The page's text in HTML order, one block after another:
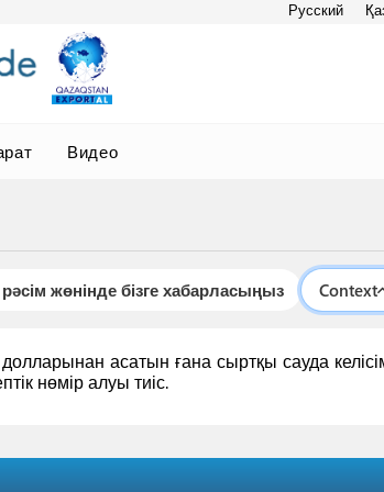
Русский
Видео
жөнінде бізге хабарласыңыз Context
асатын ғана сыртқы сауда
нөмір алуы тиіс.